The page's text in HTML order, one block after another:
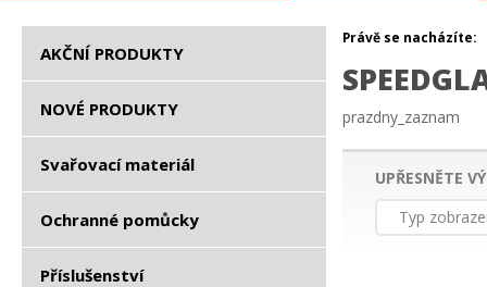
AKČNÍ PRODUKTY
NOVÉ PRODUKTY
Svařovací materiál
Ochranné pomůcky
Příslušenství
Právě se nacházíte:
prazdny_zaznam
UPŘESNĚTE
Typ